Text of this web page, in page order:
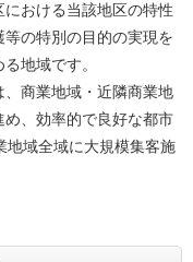
おける当該地区の特性
の特別の目的の実現を
地域です。
商業地域・近隣商業地
、効率的で良好な都市
地域全域に大規模集客施